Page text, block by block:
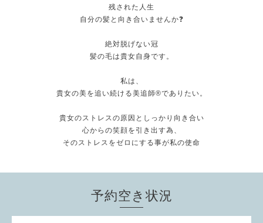
残された人生
自分の髪と向き合いませんか❓
絶対脱げない冠
髪の毛は貴女自身です。
私は、
貴女の美を追い続ける美追師®️でありたい。
貴女のストレスの原因としっかり向き合い
心からの笑顔を引き出す為、
そのストレスをゼロにする事が私の使命
予約空き状況